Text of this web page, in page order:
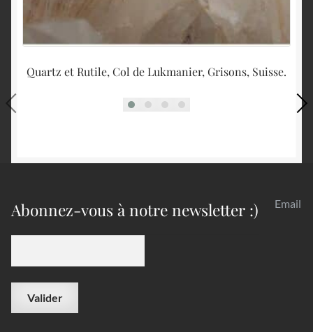
Quartz et Rutile, Col de Lukmanier, Grisons, Suisse.
Abonnez-vous à notre newsletter :) Email